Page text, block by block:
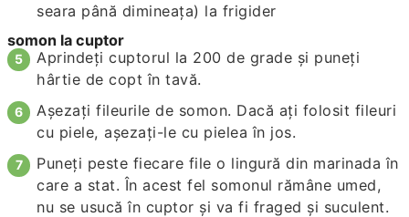
seara până dimineața) la frigider
somon la cuptor
Aprindeți cuptorul la 200 de grade și puneți
hârtie de copt în tavă.
Așezați fileurile de somon. Dacă ați folosit fileuri
cu piele, așezați-le cu pielea în jos.
Puneți peste fiecare file o lingură din marinada în
care a stat. În acest fel somonul rămâne umed,
nu se usucă în cuptor și va fi fraged și suculent.